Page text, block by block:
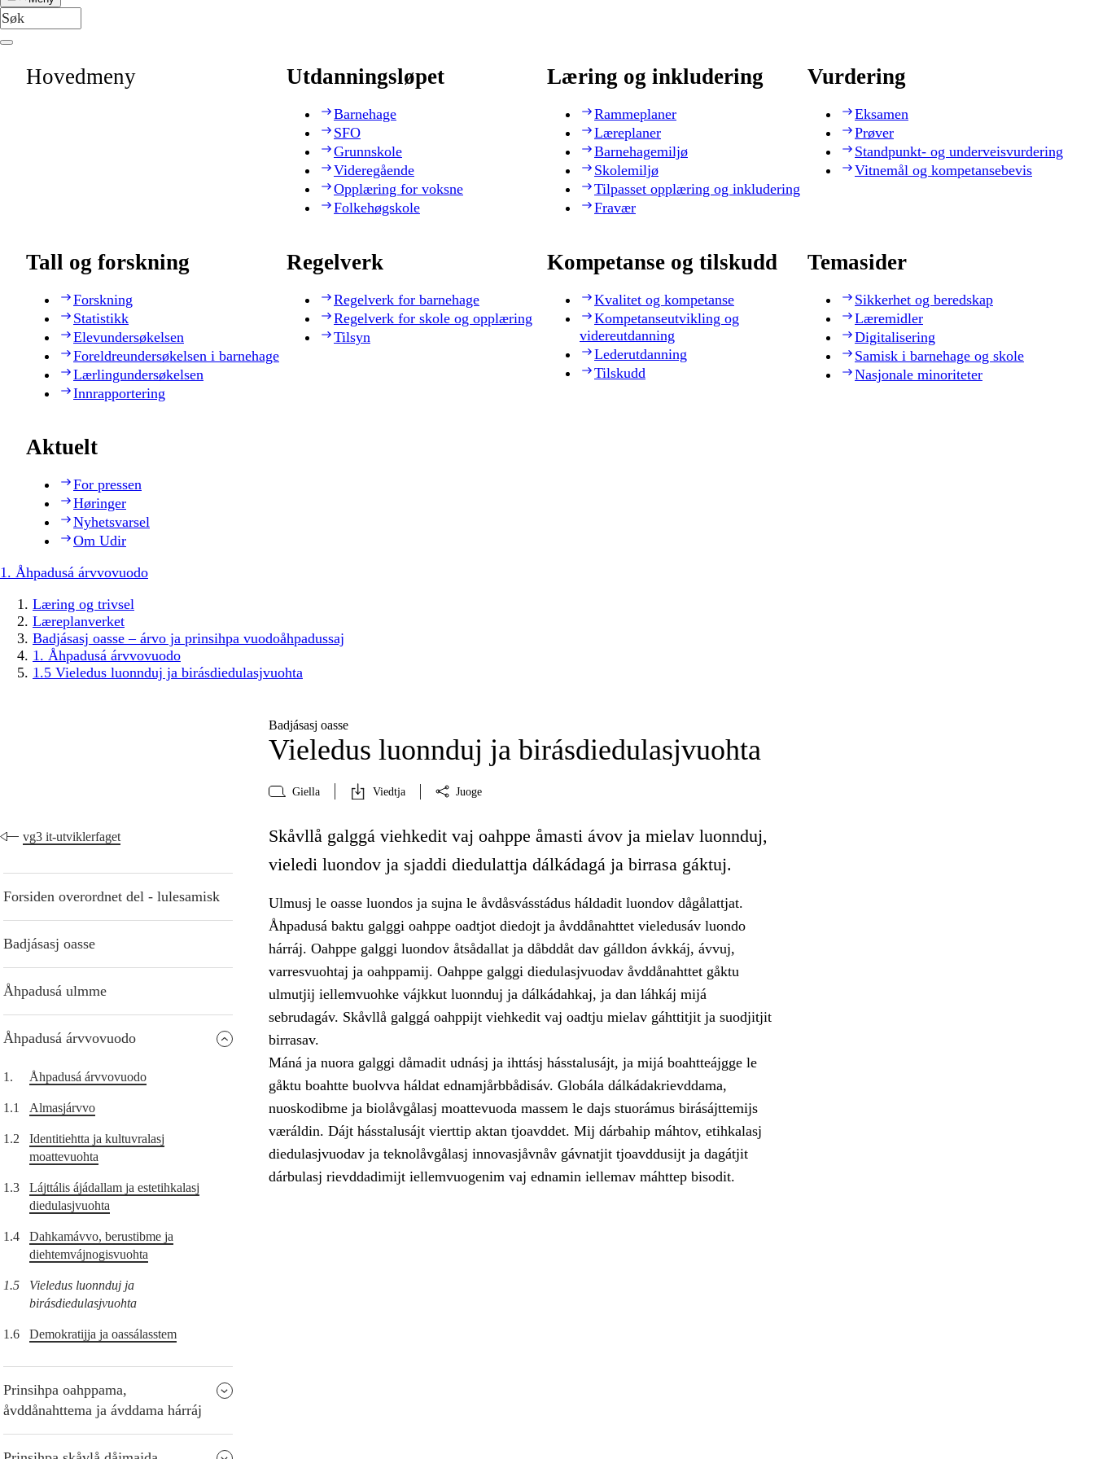
Hovedmeny Utdanningsløpet
Barnehage
SFO
Grunnskole
Videregående
Opplæring for voksne
Folkehøgskole
Læring og inkludering
Rammeplaner
Læreplaner
Barnehagemiljø
Skolemiljø
Tilpasset opplæring og inkludering
Fravær
Vurdering
Eksamen
Prøver
Standpunkt- og underveisvurdering
Vitnemål og kompetansebevis
Tall og forskning
Forskning
Statistikk
Elevundersøkelsen
Foreldreundersøkelsen i barnehage
Lærlingundersøkelsen
Innrapportering
Regelverk
Regelverk for barnehage
Regelverk for skole og opplæring
Tilsyn
Kompetanse og tilskudd
Kvalitet og kompetanse
Kompetanseutvikling og
videreutdanning
Lederutdanning
Tilskudd
Temasider
Sikkerhet og beredskap
Læremidler
Digitalisering
Samisk i barnehage og skole
Nasjonale minoriteter
Aktuelt
For pressen
Høringer
Nyhetsvarsel
Om Udir
1. Åhpadusá árvvovuodo
Læring og trivsel
Læreplanverket
Badjásasj oasse – árvo ja prinsihpa vuodoåhpadussaj
1. Åhpadusá árvvovuodo
1.5 Vieledus luonnduj ja birásdiedulasjvuohta
Badjásasj oasse
Vieledus luonnduj ja birásdiedulasjvuohta
Giella Viedtja Juoge
vg3 it-utviklerfaget
Forsiden overordnet del - lulesamisk
Badjásasj oasse
Åhpadusá ulmme
Åhpadusá árvvovuodo
1. Åhpadusá árvvovuodo
1.1 Almasjárvvo
1.2
Identitiehtta ja kultuvralasj
moattevuohta
1.3
Lájttális ájádallam ja estetihkalasj
diedulasjvuohta
1.4
Dahkamávvo, berustibme ja
diehtemvájnogisvuohta
1.5
Vieledus luonnduj ja
birásdiedulasjvuohta
1.6 Demokratijja ja oassálasstem
Prinsihpa oahppama,
åvddånahttema ja ávddama hárráj
Skåvllå galggá viehkedit vaj oahppe åmasti ávov ja mielav luonnduj,
vieledi luondov ja sjaddi diedulattja dálkádagá ja birrasa gáktuj.
Ulmusj le oasse luondos ja sujna le åvdåsvásstádus háldadit luondov dågålattjat.
Åhpadusá baktu galggi oahppe oadtjot diedojt ja åvddånahttet vieledusáv luondo
hárráj. Oahppe galggi luondov åtsådallat ja dåbddåt dav gálldon ávkkáj, ávvuj,
varresvuohtaj ja oahppamij. Oahppe galggi diedulasjvuodav åvddånahttet gåktu
ulmutjij iellemvuohke vájkkut luonnduj ja dálkádahkaj, ja dan láhkáj mijá
sebrudagáv. Skåvllå galggá oahppijt viehkedit vaj oadtju mielav gáhttitjit ja suodjitjit
birrasav.
Máná ja nuora galggi dåmadit udnásj ja ihttásj hásstalusájt, ja mijá boahtteájgge le
gåktu boahtte buolvva háldat ednamjårbbådisáv. Globála dálkádakrievddama,
nuoskodibme ja biolåvgålasj moattevuoda massem le dajs stuorámus birásájttemijs
væráldin. Dájt hásstalusájt vierttip aktan tjoavddet. Mij dárbahip máhtov, etihkalasj
diedulasjvuodav ja teknolåvgålasj innovasjåvnåv gávnatjit tjoavddusijt ja dagátjit
dárbulasj rievddadimijt iellemvuogenim vaj ednamin iellemav máhttep bisodit.